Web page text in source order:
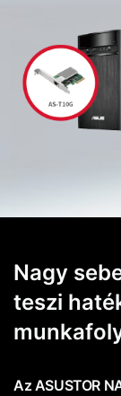
Nagy
teszi
Az ASUSTOR